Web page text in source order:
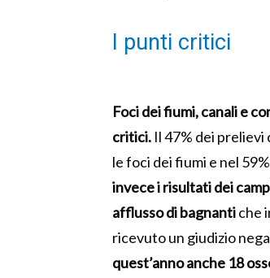
I punti critici
Foci dei fiumi, canali e
critici. Il 47% dei
le foci dei fiumi e nel
invece i risultati dei
afflusso di bagnantiche
ricevuto un giudizio
quest’anno anche 18